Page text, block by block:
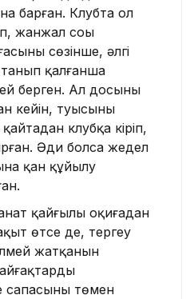
барған. Клубта ол
жанжал соңы
сөзінше, әлгі
танып қалғанша
берген. Ал досының
кейін, туысының
клубқа кіріп,
Әди болса жедел
қан құйылу
қайғылы оқиғадан
өтсе де, тергеу
жатқанын
төмен